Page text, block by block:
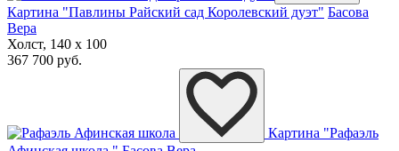
Картина "Павлины Райский сад Королевский дуэт" Басова
Вера
Холст, 140 x 100
367 700 руб.
Картина "Рафаэль